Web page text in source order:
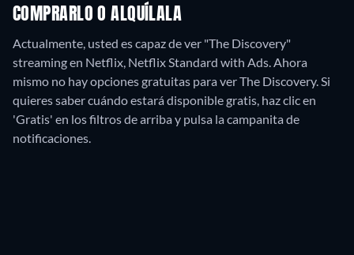
COMPRARLO O ALQUÍLALA
Actualmente, usted es capaz de ver "The Discovery"
streaming en Netflix, Netflix Standard with Ads.Ahora
mismo no hay opciones gratuitas para ver The Discovery. Si
quieres saber cuándo estará disponible gratis, haz clic en
'Gratis' en los filtros de arriba y pulsa la campanita de
notificaciones.